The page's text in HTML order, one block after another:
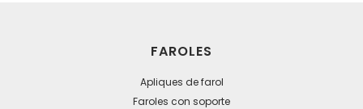
FAROLES
Apliques de farol
Faroles con soporte